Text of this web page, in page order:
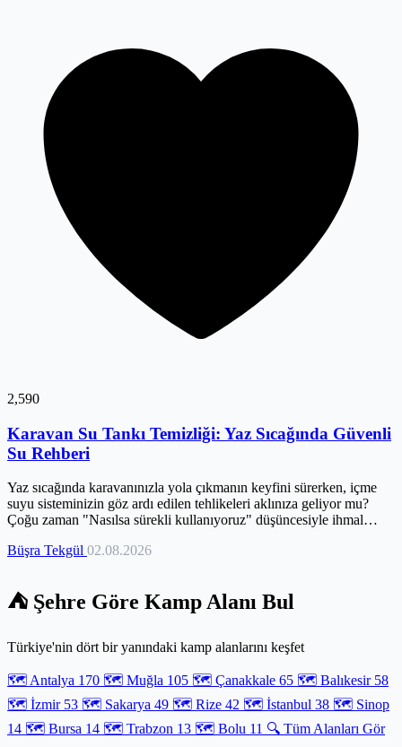
2,590
Karavan Su Tankı Temizliği: Yaz Sıcağında Güvenli
Su Rehberi
Yaz sıcağında karavanınızla yola çıkmanın keyfini sürerken, içme
suyu sisteminizin göz ardı edilen tehlikeleri aklınıza geliyor mu?
Çoğu zaman "Nasılsa sürekli kullanıyoruz" düşüncesiyle ihmal
oluşumu için ideal bir zemin hazırlar. Bu durum, sadece suyunuzun
seyahatlerinizde karşılaşabileceğiniz olası sağlık sorunlarının önüne
geçer. Bu rehber, karavanınızın su tankını yaz boyunca güvenli ve
bir yol haritasıyla sunuyor. Yolda geçireceğiniz her anın temiz ve
Büşra Tekgül 02.08.2026
⛺ Şehre Göre Kamp Alanı Bul
Türkiye'nin dört bir yanındaki kamp alanlarını keşfet
🗺️ Antalya 170 🗺️ Muğla 105 🗺️ Çanakkale 65 🗺️ Balıkesir 58
🗺️ İzmir 53 🗺️ Sakarya 49 🗺️ Rize 42 🗺️ İstanbul 38 🗺️ Sinop
14 🗺️ Bursa 14 🗺️ Trabzon 13 🗺️ Bolu 11 🔍 Tüm Alanları Gör